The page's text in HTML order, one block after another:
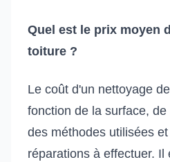
Quel est le prix moyen
toiture ?
Le coût d'un nettoyage
fonction de la surface,
des méthodes utilisées
réparations à effectuer. Il